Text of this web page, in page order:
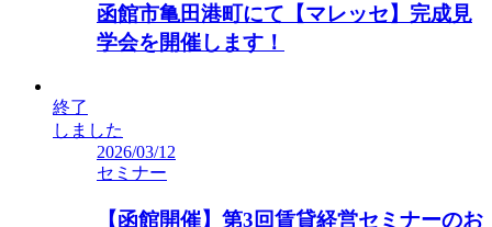
函館市亀田港町にて【マレッセ】完成見
学会を開催します！
終了
しました
2026/03/12
セミナー
【函館開催】第3回賃貸経営セミナーのお